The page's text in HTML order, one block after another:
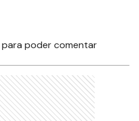
para poder comentar